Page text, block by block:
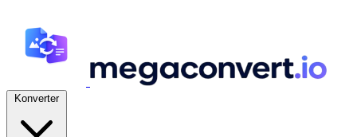
Konverter